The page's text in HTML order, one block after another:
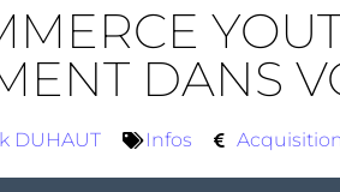
DANS
DUHAUT Infos